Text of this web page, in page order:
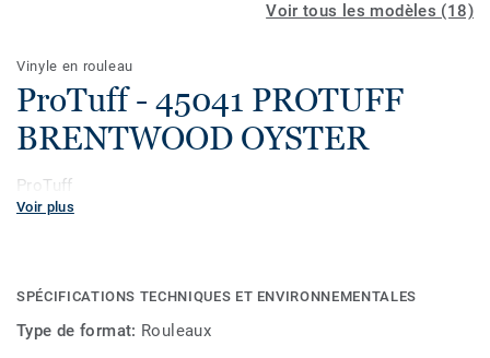
Voir tous les modèles (18)
Vinyle en rouleau
ProTuff - 45041 PROTUFF
BRENTWOOD OYSTER
ProTuff
Voir plus
SPÉCIFICATIONS TECHNIQUES ET ENVIRONNEMENTALES
Type de format: Rouleaux